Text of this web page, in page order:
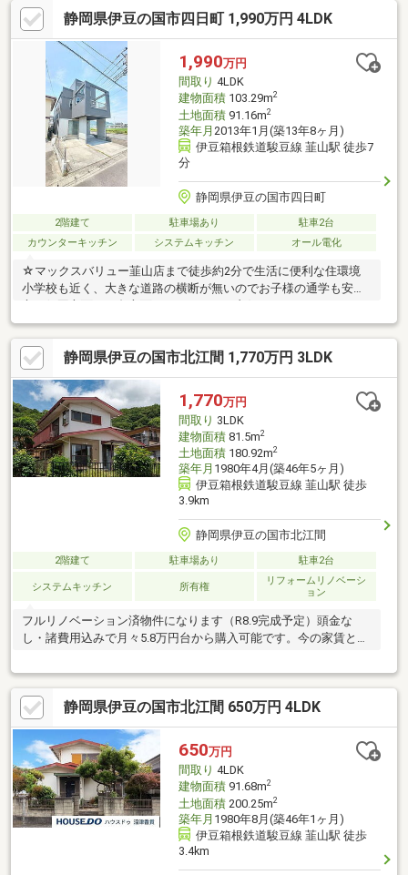
も適しており、幅広いニーズに応える物件です。
静岡県伊豆の国市四日町 1,990万円 4LDK
1,990万円
間取り 4LDK
建物面積103.29m2
土地面積91.16m2
築年月 2013年1月(築13年8ヶ月)
伊豆箱根鉄道駿豆線 韮山駅 徒歩7
分
静岡県伊豆の国市四日町
2階建て 駐車場あり
駐車2台
カウンターキッチン
システムキッチン オール電化
☆マックスバリュー韮山店まで徒歩約2分で生活に便利な住環境
小学校も近く、大きな道路の横断が無いのでお子様の通学も安
静岡県伊豆の国市北江間 1,770万円 3LDK
1,770万円
間取り 3LDK
建物面積81.5m2
土地面積180.92m2
築年月 1980年4月(築46年5ヶ月)
伊豆箱根鉄道駿豆線 韮山駅 徒歩
3.9km
静岡県伊豆の国市北江間
2階建て 駐車場あり 駐車2台
システムキッチン 所有権
リフォームリノベーシ
ョン
フルリノベーション済物件になります（R8.9完成予定）頭金な
し・諸費用込みで月々5.8万円台から購入可能です。今の家賃と比
静岡県伊豆の国市北江間 650万円 4LDK
650万円
間取り 4LDK
建物面積91.68m2
土地面積200.25m2
築年月 1980年8月(築46年1ヶ月)
伊豆箱根鉄道駿豆線 韮山駅 徒歩
3.4km